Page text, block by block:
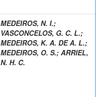
MEDEIROS, N. I.;
VASCONCELOS, G. C. L.;
MEDEIROS, K. A. DE A. L.;
MEDEIROS, O. S.; ARRIEL,
N. H. C.